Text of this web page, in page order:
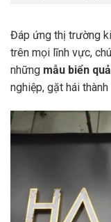
Đáp ứng thị trường
trên mọi lĩnh vực,
những mẫu biển
nghiệp, gặt hái thành